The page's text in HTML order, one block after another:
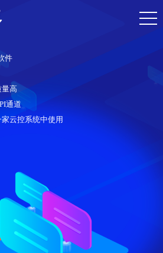
件
量高
通道
云控系统中使用